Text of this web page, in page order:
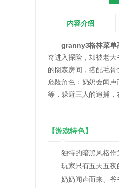
内容介绍
granny3格林菜单
奇进入探险，却被老
的阴森房间，搭配毛
危险角色：奶奶会闻
等，躲避三人的追捕，
【游戏特色】
独特的暗黑风格作为
玩家只有五天五夜的
奶奶闻声而来、爷爷